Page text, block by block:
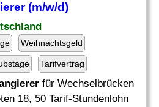
(m/w/d)
Weihnachtsgeld
Tarifvertrag
für Wechselbrücken
18, 50 Tarif-Stundenlohn